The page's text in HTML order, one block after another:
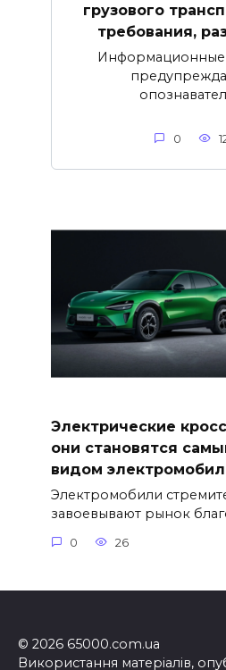
грузового
требования,
0
Электрические
они становятся
видом
Электромобили
завоевывают рынок
0 26
© 2026 65000.com.ua
Використання матеріалів,